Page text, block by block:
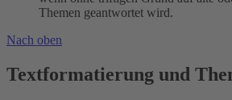
Themen geantwortet wird.
Nach oben
Textformatierung und